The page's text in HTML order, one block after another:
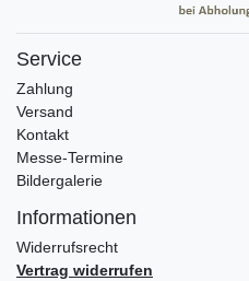
Service
Zahlung
Versand
Kontakt
Messe-Termine
Bildergalerie
Informationen
Widerrufs­recht
Vertrag widerrufen